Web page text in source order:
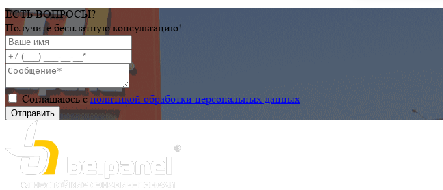
ЕСТЬ ВОПРОСЫ?
Получите бесплатную консультацию!
Соглашаюсь сполитикой обработки персональных данных